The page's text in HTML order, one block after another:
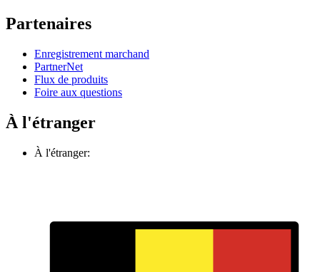
Partenaires
Enregistrement marchand
PartnerNet
Flux de produits
Foire aux questions
À l'étranger
À l'étranger: